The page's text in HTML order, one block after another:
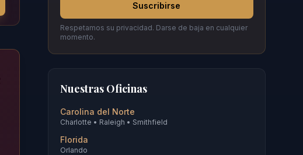
Suscribirse
Respetamos su privacidad. Darse de baja en cualquier
momento.
Nuestras Oficinas
Carolina del Norte
Charlotte • Raleigh • Smithfield
Florida
Orlando